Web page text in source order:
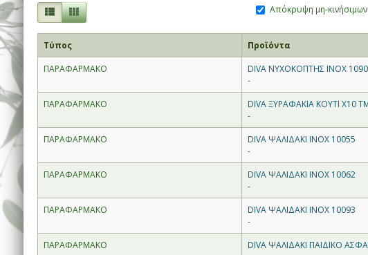
Απόκρυψη μη-κινήσιμων
Τύπος
Προϊόντα
ΠΑΡΑΦΑΡΜΑΚΟ
DIVA ΝΥΧΟΚΟΠΤΗΣ INOX
-
ΠΑΡΑΦΑΡΜΑΚΟ
DIVA ΞΥΡΑΦΑΚΙΑ ΚΟΥΤΙ Χ10
-
ΠΑΡΑΦΑΡΜΑΚΟ
DIVA ΨΑΛΙΔΑΚΙ INOX 10055
-
ΠΑΡΑΦΑΡΜΑΚΟ
DIVA ΨΑΛΙΔΑΚΙ INOX 10062
-
ΠΑΡΑΦΑΡΜΑΚΟ
DIVA ΨΑΛΙΔΑΚΙ INOX 10093
-
ΠΑΡΑΦΑΡΜΑΚΟ
DIVA ΨΑΛΙΔΑΚΙ ΠΑΙΔΙΚΟ